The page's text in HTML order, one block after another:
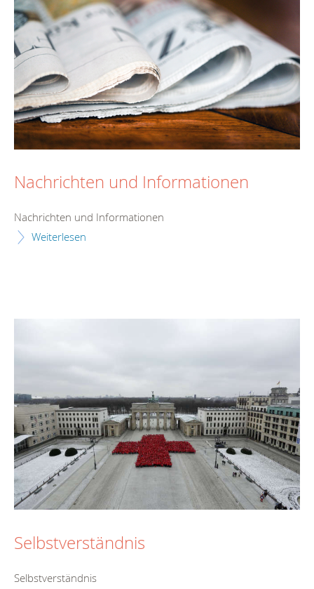
Nachrichten und Informationen
Nachrichten und Informationen
Weiterlesen
Selbstverständnis
Selbstverständnis